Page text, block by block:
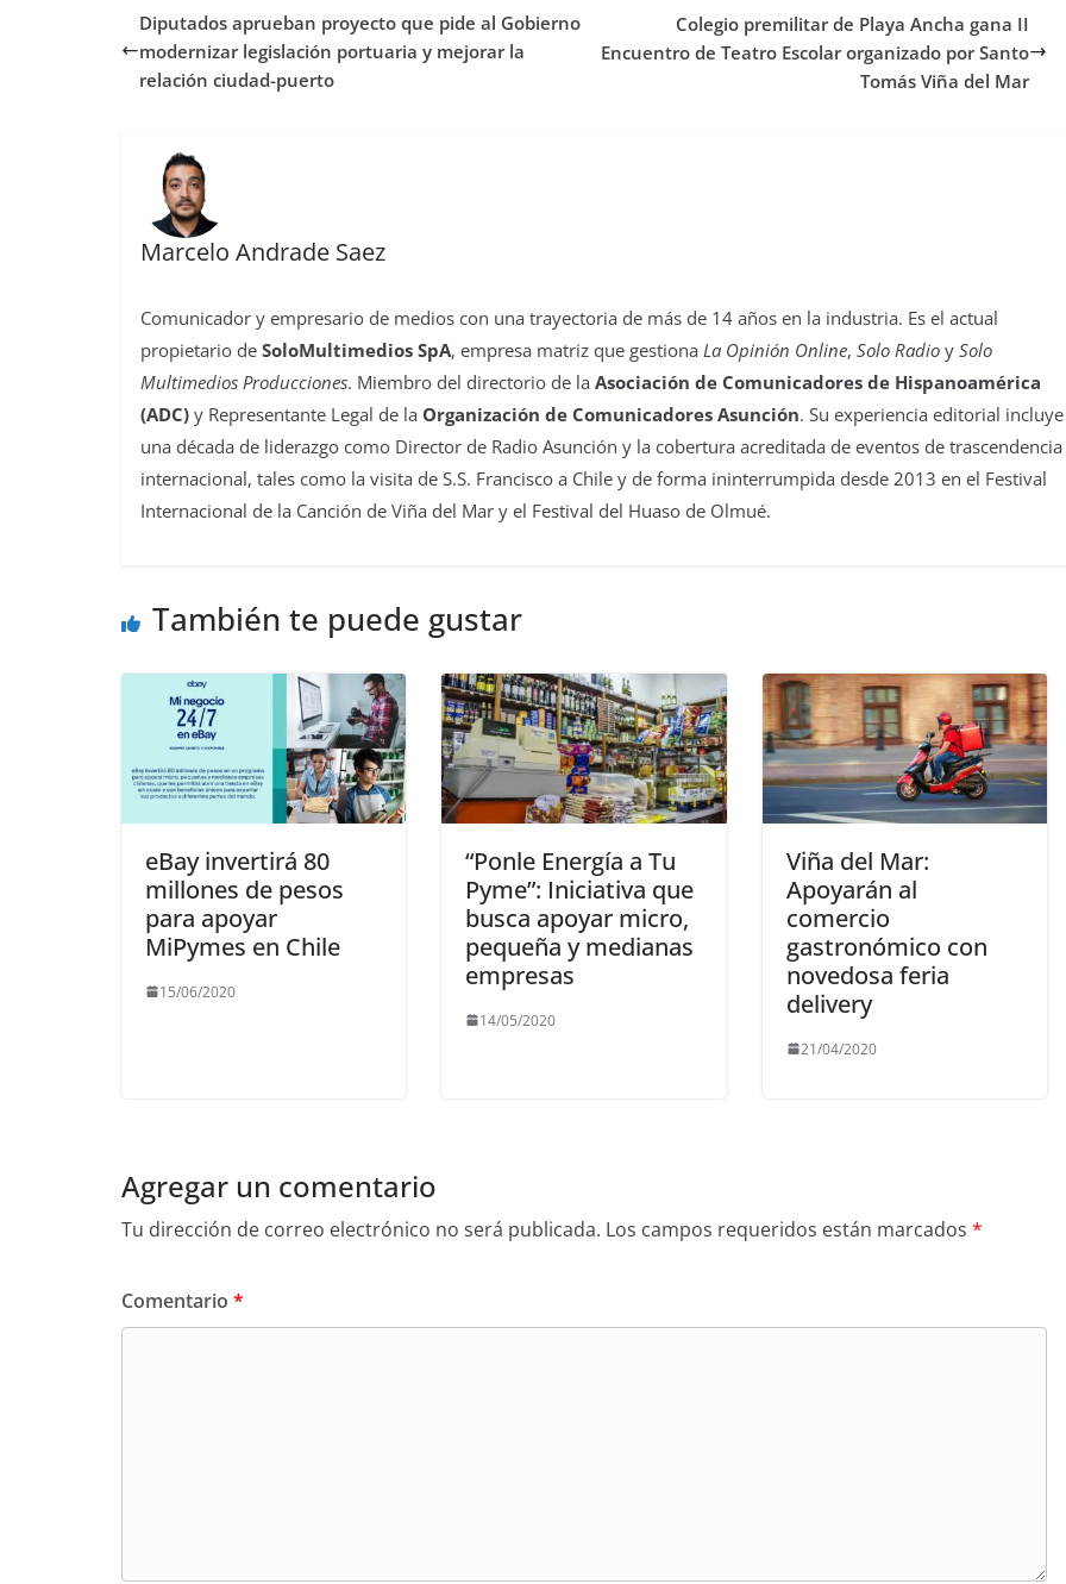
o
o
k
e
r
A
p
p
d
o
n
r
e
s
r
d
I
r
t
Diputados aprueban proyecto que pide al Gobierno
modernizar legislación portuaria y mejorar la
relación ciudad-puerto
Colegio premilitar de Playa Ancha gana II
Encuentro de Teatro Escolar organizado por Santo
Tomás Viña del Mar
Marcelo Andrade Saez
Comunicador y empresario de medios con una trayectoria de más de 14 años en la industria. Es el actual
propietario de SoloMultimedios SpA, empresa matriz que gestiona La Opinión Online, Solo Radioy Solo
Multimedios Producciones. Miembro del directorio de la Asociación de Comunicadores de Hispanoamérica
(ADC)y Representante Legal de la Organización de Comunicadores Asunción. Su experiencia editorial incluye
una década de liderazgo como Director de Radio Asunción y la cobertura acreditada de eventos de trascendencia
internacional, tales como la visita de S.S. Francisco a Chile y de forma ininterrumpida desde 2013 en el Festival
Internacional de la Canción de Viña del Mar y el Festival del Huaso de Olmué.
También te puede gustar
eBay invertirá 80
millones de pesos
para apoyar
MiPymes en Chile
15/06/2020
“Ponle Energía a Tu
Pyme”: Iniciativa que
busca apoyar micro,
pequeña y medianas
empresas
14/05/2020
Viña del Mar:
Apoyarán al
comercio
gastronómico con
novedosa feria
delivery
21/04/2020
Agregar un comentario
Tu dirección de correo electrónico no será publicada. Los campos requeridos están marcados *
Comentario *